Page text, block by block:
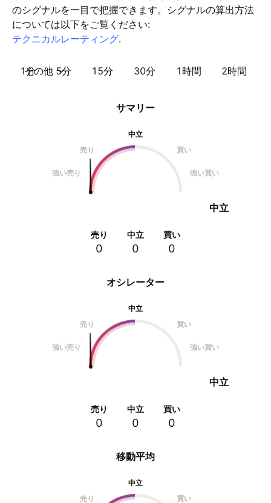
のシグナルを一目で把握できます。シグナルの算出方法
については以下をご覧ください:
テクニカルレーティング.
1分 5分 15分 30分 1時間 2時間
その他
オシレーター
中立
売り
買い
強い売り 強い買い
中立
売り
0
中立
0
買い
0
サマリー
中立
売り
買い
強い売り 強い買い
中立
売り
0
中立
0
買い
0
移動平均
中立
売り
買い